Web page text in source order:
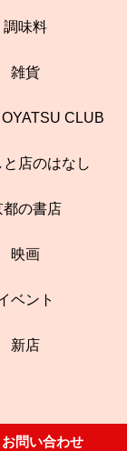
調味料
雑貨
CLUB
と店のはなし
都の書店
映画
ベント
新店
お問い合わせ